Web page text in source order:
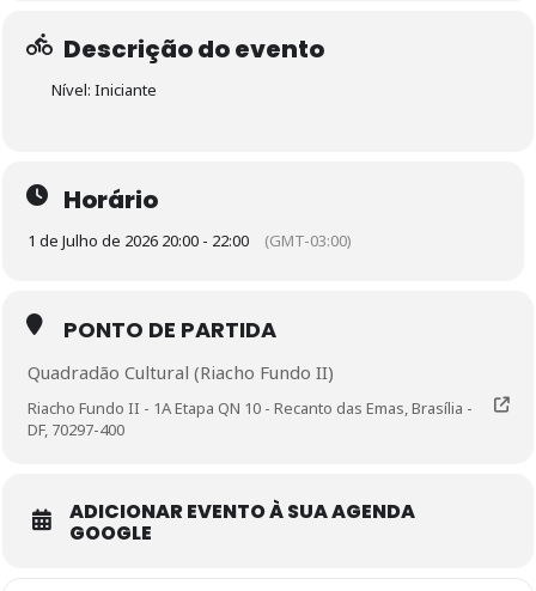
Descrição do evento
Nível: Iniciante
Horário
1 de Julho de 2026 20:00 - 22:00 (GMT-03:00)
PONTO DE PARTIDA
Quadradão Cultural (Riacho Fundo II)
Riacho Fundo II - 1A Etapa QN 10 - Recanto das Emas, Brasília -
DF, 70297-400
ADICIONAR EVENTO À SUA AGENDA
GOOGLE